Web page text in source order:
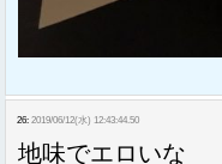
26: 2019/06/12(水) 12:43:44.50
地味でエロいな